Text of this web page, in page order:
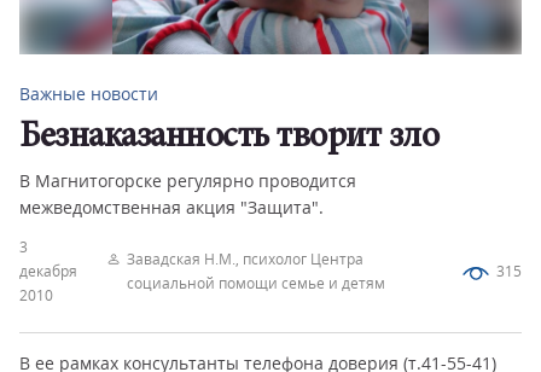
3
декабря
2010
Завадская Н.М., психолог Центра
социальной помощи семье и детям
315
Важные новости
Безнаказанность творит зло
В Магнитогорске регулярно проводится
межведомственная акция "Защита".
В ее рамках консультанты телефона доверия (т.41-55-41)